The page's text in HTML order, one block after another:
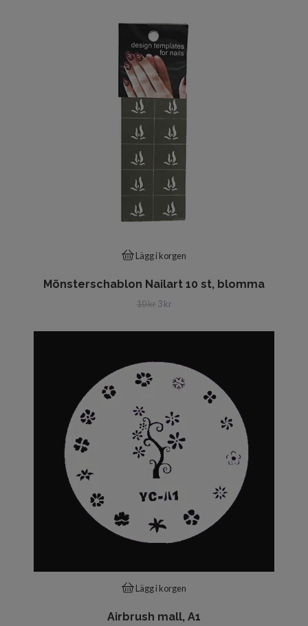
Lägg i korgen
Mönsterschablon Nailart 10 st, blomma
10 kr 3 kr
Lägg i korgen
Airbrush mall, A1